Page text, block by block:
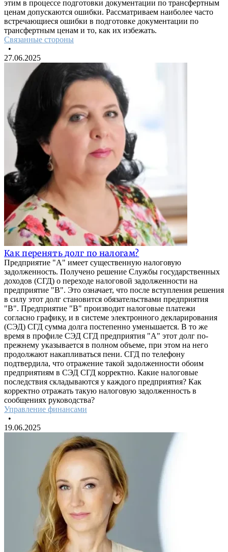
этим в процессе подготовки документации по трансфертным
ценам допускаются ошибки. Рассматриваем наиболее часто
встречающиеся ошибки в подготовке документации по
трансфертным ценам и то, как их избежать.
Связанные стороны
•
27.06.2025
Как перенять долг по налогам?
Предприятие "А" имеет существенную налоговую
задолженность. Получено решение Службы государственных
доходов (СГД) о переходе налоговой задолженности на
предприятие "B". Это означает, что после вступления решения
в силу этот долг становится обязательствами предприятия
"B". Предприятие "В" производит налоговые платежи
согласно графику, и в системе электронного декларирования
(СЭД) СГД сумма долга постепенно уменьшается. В то же
время в профиле СЭД СГД предприятия "А" этот долг по-
прежнему указывается в полном объеме, при этом на него
продолжают накапливаться пени. СГД по телефону
подтвердила, что отражение такой задолженности обоим
предприятиям в СЭД СГД корректно. Какие налоговые
последствия складываются у каждого предприятия? Как
корректно отражать такую налоговую задолженность в
сообщениях руководства?
Управление финансами
•
19.06.2025